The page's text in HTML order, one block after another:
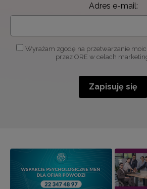
Adres e-mail:
Wyrażam zgodę na przetwarzanie
przez ORE w celach
Zapisuję się